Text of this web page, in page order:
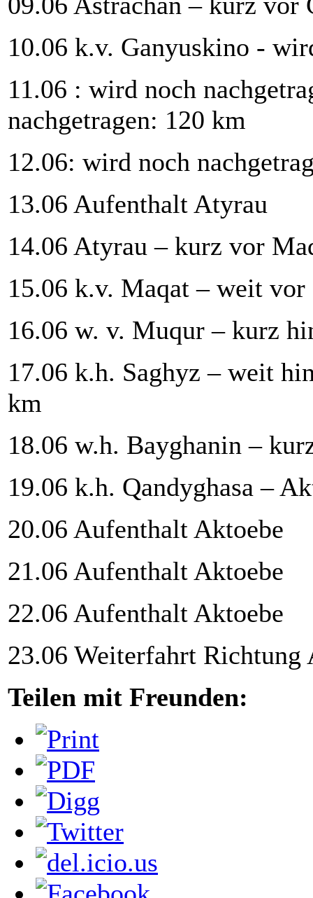
10.06 k.v. Ganyuskino -
11.06 : wird noch
nachgetragen: 120 km
12.06: wird noch
13.06 Aufenthalt Atyrau
14.06 Atyrau – kurz vor
15.06 k.v. Maqat – weit
16.06 w. v. Muqur – kurz
17.06 k.h. Saghyz – weit
km
18.06 w.h. Bayghanin –
19.06 k.h. Qandyghasa –
20.06 Aufenthalt Aktoebe
21.06 Aufenthalt Aktoebe
22.06 Aufenthalt Aktoebe
23.06 Weiterfahrt Richtung
Teilen mit Freunden: